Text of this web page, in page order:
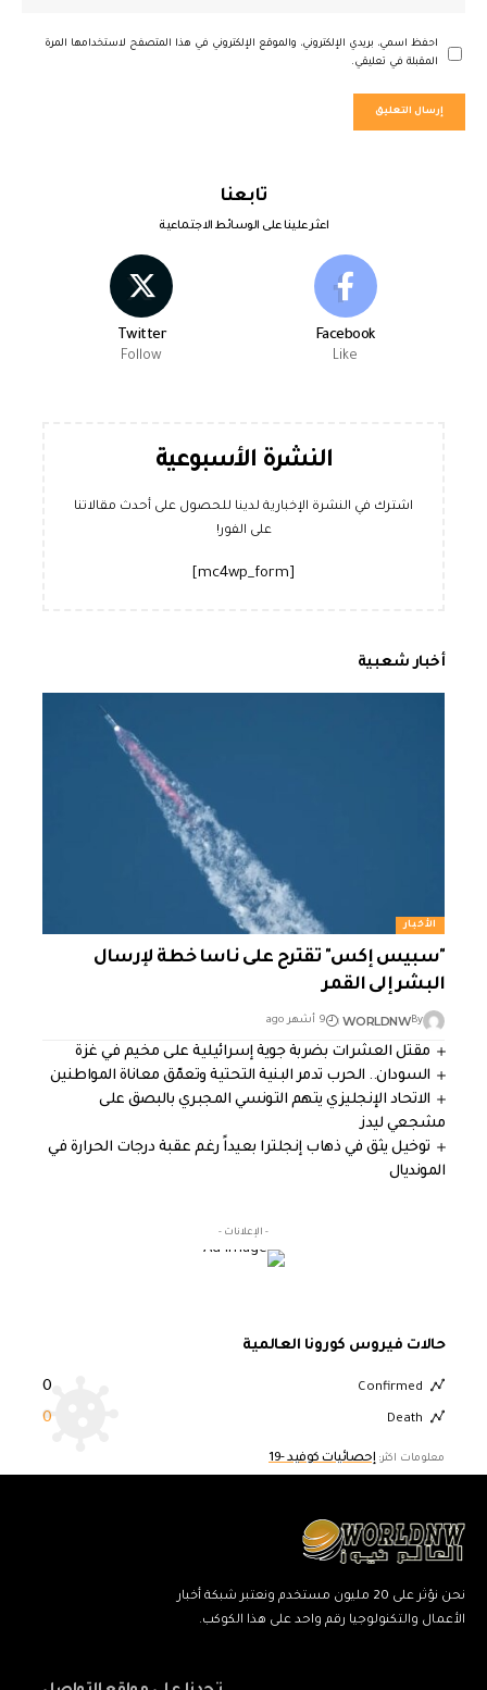
احفظ اسمي، بريدي الإلكتروني، والموقع الإلكتروني في هذا المتصفح لاستخدامها المرة
المقبلة في تعليقي.
تابعنا
اعثر علينا على الوسائط الاجتماعية
Facebook
Like
Twitter
Follow
النشرة الأسبوعية
اشترك في النشرة الإخبارية لدينا للحصول على أحدث مقالاتنا
على الفور!
[mc4wp_form]
أخبار شعبية
الأخبار
"سبيس إكس" تقترح على ناسا خطة لإرسال
البشر إلى القمر
By
WORLDNW 9 أشهر ago
مقتل العشرات بضربة جوية إسرائيلية على مخيم في غزة
السودان.. الحرب تدمر البنية التحتية وتعمّق معاناة المواطنين
الاتحاد الإنجليزي يتهم التونسي المجبري بالبصق على
مشجعي ليدز
توخيل يثق في ذهاب إنجلترا بعيداً رغم عقبة درجات الحرارة في
المونديال
- الإعلانات -
حالات فيروس كورونا العالمية
Confirmed
0
Death
0
معلومات اكثر:إحصائيات كوفيد -19
نحن نؤثر على 20 مليون مستخدم ونعتبر شبكة أخبار
الأعمال والتكنولوجيا رقم واحد على هذا الكوكب.